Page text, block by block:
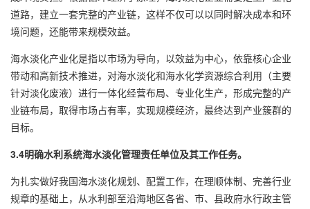
道路，建立一套完整的产业链，这样不仅可以以同时解决成本和环
境问题，还能带来规模效益。
海水淡化产业化是指以市场为导向，以效益为中心，依靠核心企业
带动和高新技术推进，对海水淡化和海水化学资源综合利用（主要
针对淡化废液）进行一体化经营布局、专业化生产，形成完整的产
业链布局，取得市场占有率，实现规模经济，最终达到产业簇群的
目标。
3.4明确水利系统海水淡化管理责任单位及其工作任务。
为扎实做好我国海水淡化规划、配置工作，在理顺体制、完善行业
规章的基础上，从水利部至沿海地区各省、市、县政府水行政主管